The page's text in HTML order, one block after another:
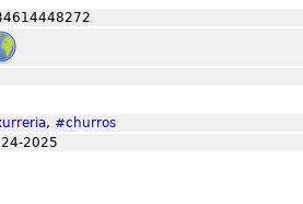
, #churros
2025